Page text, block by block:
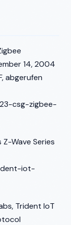
14, 2004
abgerufen
csg-zigbee-
Wave Series
iot-
Trident IoT